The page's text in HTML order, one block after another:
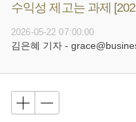
수익성 제고는 과제
2026-05-22 07:00:00
김은혜 기자 -